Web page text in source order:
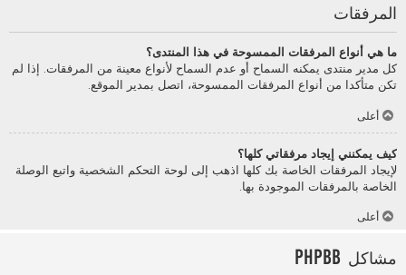
المرفقات
ما هي أنواع المرفقات الممسوحة في هذا المنتدى؟
كل مدير منتدى يمكنه السماح أو عدم السماح لأنواع معينة من المرفقات. إذا لم
تكن متأكدا من أنواع المرفقات الممسوحة، اتصل بمدير الموقع.
أعلى
كيف يمكنني إيجاد مرفقاتي كلها؟
لإيجاد المرفقات الخاصة بك كلها اذهب إلى لوحة التحكم الشخصية واتبع الوصلة
الخاصة بالمرفقات الموجودة بها.
أعلى
مشاكل phpBB